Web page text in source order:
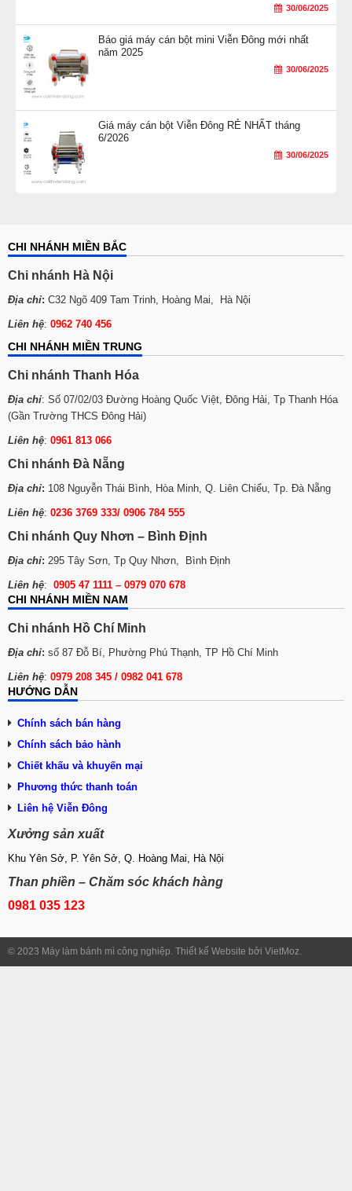
30/06/2025
Báo giá máy cán bột mini Viễn Đông mới nhất
năm 2025
30/06/2025
Giá máy cán bột Viễn Đông RẺ NHẤT tháng
6/2026
30/06/2025
CHI NHÁNH MIỀN BẮC
Chi nhánh Hà Nội
Địa chỉ: C32 Ngõ 409 Tam Trinh, Hoàng Mai, Hà Nội
Liên hệ: 0962 740 456
CHI NHÁNH MIỀN TRUNG
Chi nhánh Thanh Hóa
Địa chỉ: Số 07/02/03 Đường Hoàng Quốc Việt, Đông Hải, Tp Thanh Hóa
(Gần Trường THCS Đông Hải)
Liên hệ: 0961 813 066
Chi nhánh Đà Nẵng
Địa chỉ: 108 Nguyễn Thái Bình, Hòa Minh, Q. Liên Chiểu, Tp. Đà Nẵng
Liên hệ: 0236 3769 333/ 0906 784 555
Chi nhánh Quy Nhơn – Bình Định
Địa chỉ: 295 Tây Sơn, Tp Quy Nhơn, Bình Định
Liên hệ: 0905 47 1111 – 0979 070 678
CHI NHÁNH MIỀN NAM
Chi nhánh Hồ Chí Minh
Địa chỉ: số 87 Đỗ Bí, Phường Phú Thạnh, TP Hồ Chí Minh
Liên hệ: 0979 208 345 / 0982 041 678
HƯỚNG DẪN
Chính sách bán hàng
Chính sách bảo hành
Chiết khấu và khuyến mại
Phương thức thanh toán
Liên hệ Viễn Đông
Xưởng sản xuất
Khu Yên Sở, P. Yên Sở, Q. Hoàng Mai, Hà Nội
Than phiền – Chăm sóc khách hàng
0981 035 123
© 2023 Máy làm bánh mì công nghiệp. Thiết kế Website bởi VietMoz.